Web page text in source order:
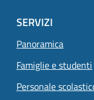
SERVIZI
Panoramica
Famiglie e studenti
Personale